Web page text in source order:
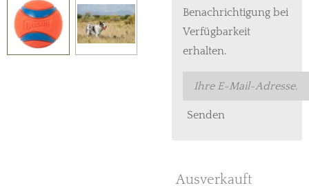
Benachrichtigung bei
Verfügbarkeit
erhalten.
Senden
Ausverkauft